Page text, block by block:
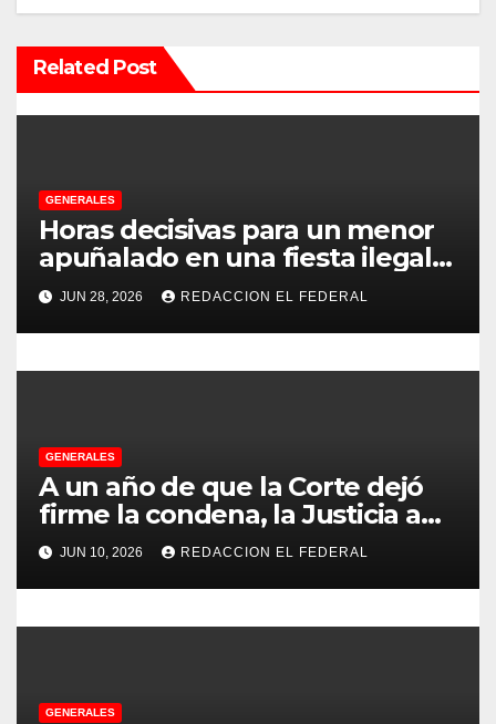
ó
n
e
e
n
r
d
a
s
Related Post
GENERALES
Horas decisivas para un menor
apuñalado en una fiesta ilegal
con más de 500 asistentes en
Chilecito
JUN 28, 2026 REDACCION EL FEDERAL
GENERALES
A un año de que la Corte dejó
firme la condena, la Justicia aún
no pudo decomisarle ni un peso
a CFK
JUN 10, 2026 REDACCION EL FEDERAL
GENERALES